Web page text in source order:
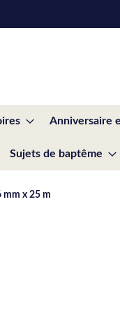
Anniversaire
Sujets de baptême
mm x 25 m